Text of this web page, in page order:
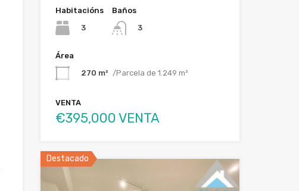
Habitacións
3
Baños
3
Área
270 m² /Parcela de 1.249 m²
VENTA
€395,000 VENTA
Destacado